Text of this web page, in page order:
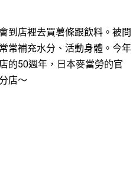
到店裡去買薯條跟飲料。被問
常補充水分、活動身體。今年
的50週年，日本麥當勞的官
店～